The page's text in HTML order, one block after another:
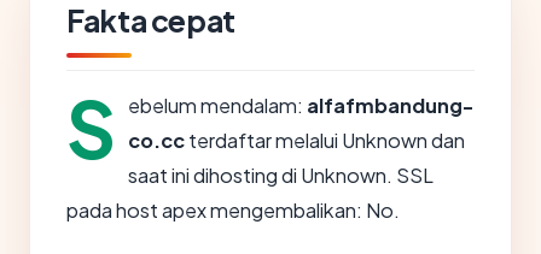
Fakta cepat
S ebelum mendalam: alfafmbandung-
co.ccterdaftar melalui Unknown dan
saat ini dihosting di Unknown. SSL
pada host apex mengembalikan: No.